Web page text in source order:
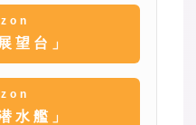
望台」
水艦」